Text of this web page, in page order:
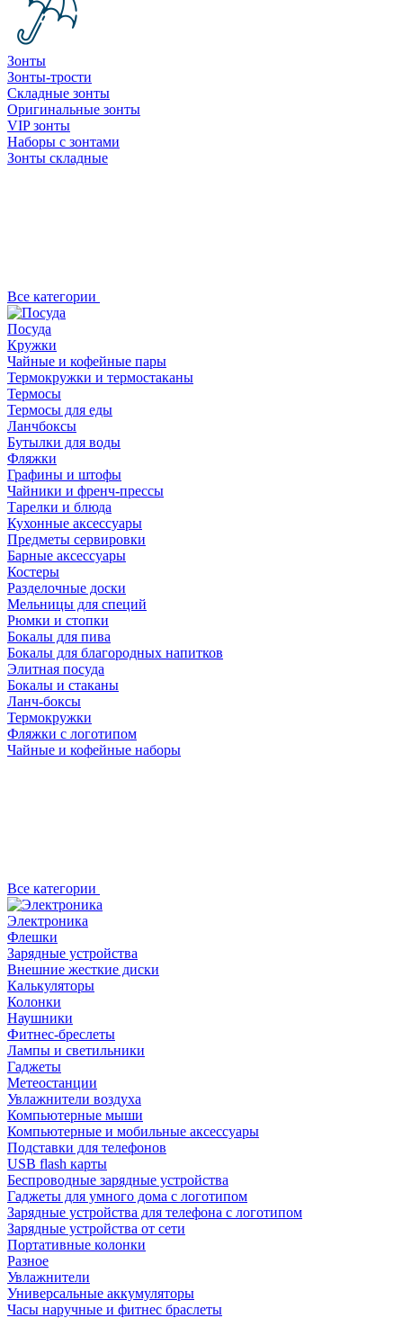
Зонты
Зонты-трости
Складные зонты
Оригинальные зонты
VIP зонты
Наборы с зонтами
Зонты складные
Все категории
Посуда
Кружки
Чайные и кофейные пары
Термокружки и термостаканы
Термосы
Термосы для еды
Ланчбоксы
Бутылки для воды
Фляжки
Графины и штофы
Чайники и френч-прессы
Тарелки и блюда
Кухонные аксессуары
Предметы сервировки
Барные аксессуары
Костеры
Разделочные доски
Мельницы для специй
Рюмки и стопки
Бокалы для пива
Бокалы для благородных напитков
Элитная посуда
Бокалы и стаканы
Ланч-боксы
Термокружки
Фляжки с логотипом
Чайные и кофейные наборы
Все категории
Электроника
Флешки
Зарядные устройства
Внешние жесткие диски
Калькуляторы
Колонки
Наушники
Фитнес-бреслеты
Лампы и светильники
Гаджеты
Метеостанции
Увлажнители воздуха
Компьютерные мыши
Компьютерные и мобильные аксессуары
Подставки для телефонов
USB flash карты
Беспроводные зарядные устройства
Гаджеты для умного дома с логотипом
Зарядные устройства для телефона с логотипом
Зарядные устройства от сети
Портативные колонки
Разное
Увлажнители
Универсальные аккумуляторы
Часы наручные и фитнес браслеты